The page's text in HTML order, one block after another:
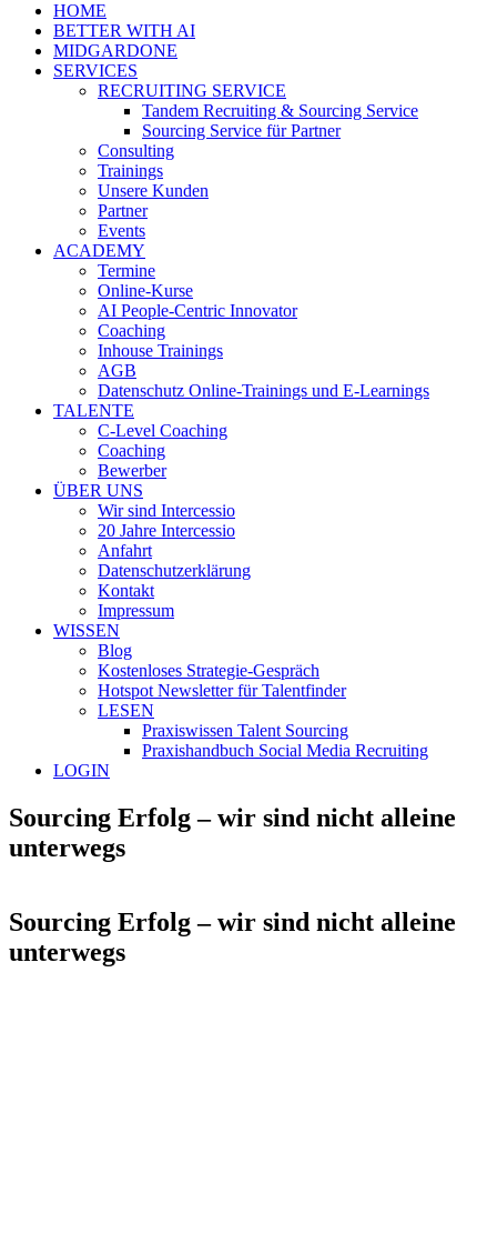
HOME
BETTER WITH AI
MIDGARDONE
SERVICES
RECRUITING SERVICE
Tandem Recruiting & Sourcing Service
Sourcing Service für Partner
Consulting
Trainings
Unsere Kunden
Partner
Events
ACADEMY
Termine
Online-Kurse
AI People-Centric Innovator
Coaching
Inhouse Trainings
AGB
Datenschutz Online-Trainings und E-Learnings
TALENTE
C-Level Coaching
Coaching
Bewerber
ÜBER UNS
Wir sind Intercessio
20 Jahre Intercessio
Anfahrt
Datenschutzerklärung
Kontakt
Impressum
WISSEN
Blog
Kostenloses Strategie-Gespräch
Hotspot Newsletter für Talentfinder
LESEN
Praxiswissen Talent Sourcing
Praxishandbuch Social Media Recruiting
LOGIN
Sourcing Erfolg – wir sind nicht alleine
unterwegs
Sourcing Erfolg – wir sind nicht alleine
unterwegs